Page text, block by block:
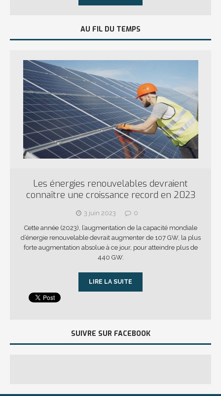
AU FIL DU TEMPS
Les énergies renouvelables devraient
connaître une croissance record en 2023
3 juin 2023
0
Cette année (2023), l’augmentation de la capacité mondiale
d’énergie renouvelable devrait augmenter de 107 GW, la plus
forte augmentation absolue à ce jour, pour atteindre plus de
440 GW.
LIRE LA SUITE
SUIVRE SUR FACEBOOK